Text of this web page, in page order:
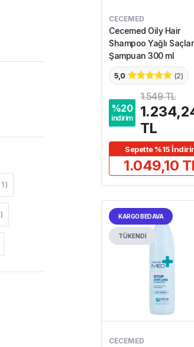
1 )
)
CECEMED
Cecemed Oily Hair
Shampoo Yağlı
Şampuan 300 ml
5,0 (2)
%20
indirim
1.549 TL
TL
Sepette %15
1.049,10
KARGO BEDAVA
TÜKENDİ
CECEMED